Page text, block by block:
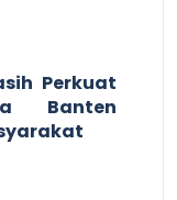
Perkuat
Banten